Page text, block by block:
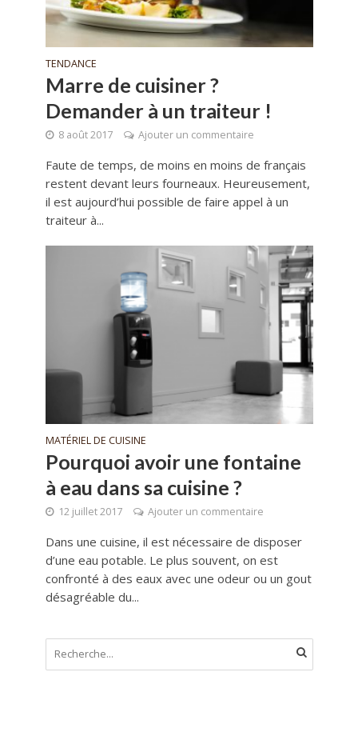
TENDANCE
Marre de cuisiner ?
Demander à un traiteur !
8 août 2017 Ajouter un commentaire
Faute de temps, de moins en moins de français
restent devant leurs fourneaux. Heureusement,
il est aujourd’hui possible de faire appel à un
traiteur à...
MATÉRIEL DE CUISINE
Pourquoi avoir une fontaine
à eau dans sa cuisine ?
12 juillet 2017 Ajouter un commentaire
Dans une cuisine, il est nécessaire de disposer
d’une eau potable. Le plus souvent, on est
confronté à des eaux avec une odeur ou un gout
désagréable du...